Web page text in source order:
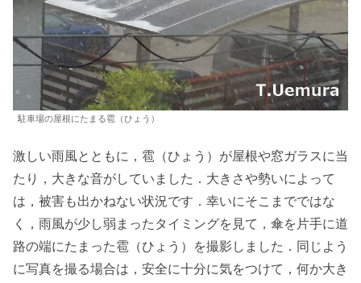
駐車場の屋根にたまる雹（ひょう）
激しい雨風とともに，雹（ひょう）が屋根や窓ガラスに当
たり，大きな音がしていました．大きさや勢いによって
は，被害も出かねない状況です．幸いにそこまでではな
く，雨風が少し弱まったタイミングを見て，傘を片手に道
路の端にたまった雹（ひょう）を撮影しました．同じよう
に写真を撮る場合は，安全に十分に気をつけて，何か大き